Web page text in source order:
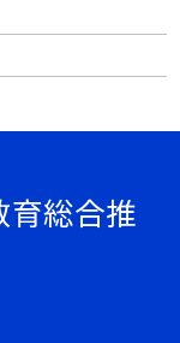
育総合推